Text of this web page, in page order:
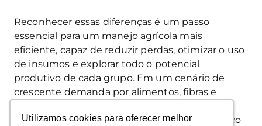
Utilizamos cookies para oferecer melhor
Utilizamos cookies para oferecer melhor
Reconhecer essas diferenças é um passo
essencial para um manejo agrícola mais
eficiente, capaz de reduzir perdas, otimizar o uso
de insumos e explorar todo o potencial
produtivo de cada grupo. Em um cenário de
crescente demanda por alimentos, fibras e
das plantas deixa de ser um detalhe acadêmico